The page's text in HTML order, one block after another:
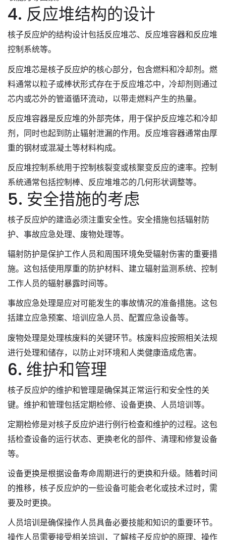
4. 反应堆结构的设计
核子反应炉的结构设计包括反应堆芯、反应堆容器和反应堆
控制系统等。
反应堆芯是核子反应炉的核心部分，包含燃料和冷却剂。燃
料通常以粒子或棒状形式存在于反应堆芯中，冷却剂则通过
芯内或芯外的管道循环流动，以带走燃料产生的热量。
反应堆容器是反应堆的外部壳体，用于保护反应堆芯和冷却
剂，同时也起到防止辐射泄漏的作用。反应堆容器通常由厚
重的钢材或混凝土等材料构成。
反应堆控制系统用于控制核裂变或核聚变反应的速率。控制
系统通常包括控制棒、反应堆堆芯的几何形状调整等。
5. 安全措施的考虑
核子反应炉的建造必须注重安全性。安全措施包括辐射防
护、事故应急处理、废物处理等。
辐射防护是保护工作人员和周围环境免受辐射伤害的重要措
施。这包括使用厚重的防护材料、建立辐射监测系统、控制
工作人员的辐射暴露时间等。
事故应急处理是应对可能发生的事故情况的准备措施。这包
括建立应急预案、培训应急人员、配置应急设备等。
废物处理是处理核废料的关键环节。核废料应按照相关法规
进行处理和储存，以防止对环境和人类健康造成危害。
6. 维护和管理
核子反应炉的维护和管理是确保其正常运行和安全性的关
键。维护和管理包括定期检修、设备更换、人员培训等。
定期检修是对核子反应炉进行例行检查和维护的过程。这包
括检查设备的运行状态、更换老化的部件、清理和修复设备
等。
设备更换是根据设备寿命周期进行的更换和升级。随着时间
的推移，核子反应炉的一些设备可能会老化或技术过时，需
要及时更换。
人员培训是确保操作人员具备必要技能和知识的重要环节。
操作人员需要接受相关培训，了解核子反应炉的原理、操作